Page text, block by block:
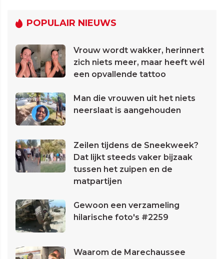
POPULAIR NIEUWS
Vrouw wordt wakker, herinnert
zich niets meer, maar heeft wél
een opvallende tattoo
Man die vrouwen uit het niets
neerslaat is aangehouden
Zeilen tijdens de Sneekweek?
Dat lijkt steeds vaker bijzaak
tussen het zuipen en de
matpartijen
Gewoon een verzameling
hilarische foto's #2259
Waarom de Marechaussee